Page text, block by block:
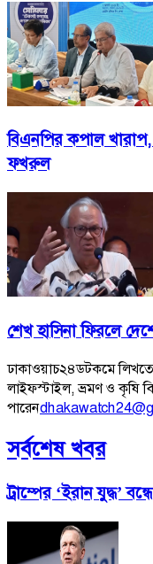
বিএনপির কপাল খারাপ,
ফখরুল
শেখ হাসিনা ফিরলে
ঢাকাওয়াচ২৪ডটকমে
লাইফস্টাইল, ভ্রমণ ও কৃষি
পারেন
সর্বশেষ খবর
ট্রাম্পের ‘ইরান যুদ্ধ’